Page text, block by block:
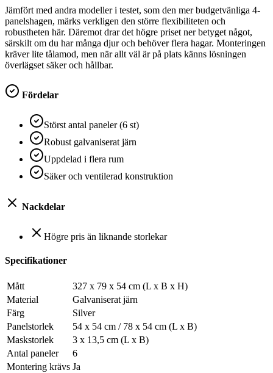
Jämfört med andra modeller i testet, som den mer budgetvänliga 4-
panelshagen, märks verkligen den större flexibiliteten och
robustheten här. Däremot drar det högre priset ner betyget något,
särskilt om du har många djur och behöver flera hagar. Monteringen
kräver lite tålamod, men när allt väl är på plats känns lösningen
överlägset säker och hållbar.
Fördelar
Störst antal paneler (6 st)
Robust galvaniserat järn
Uppdelad i flera rum
Säker och ventilerad konstruktion
Nackdelar
Högre pris än liknande storlekar
Specifikationer
Mått
327 x 79 x 54 cm (L x B x H)
Material
Galvaniserat järn
Färg
Silver
Panelstorlek
54 x 54 cm / 78 x 54 cm (L x B)
Maskstorlek
3 x 13,5 cm (L x B)
Antal paneler
6
Montering krävs Ja